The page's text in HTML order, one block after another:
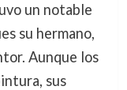
un notable
su hermano,
Aunque los
sus